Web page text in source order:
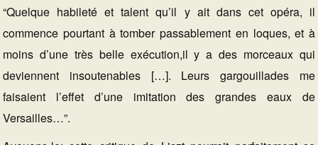
“Quelque habileté et talent qu’il y ait dans cet opéra, il
commence pourtant à tomber passablement en loques, et à
moins d’une très belle exécution,il y a des morceaux qui
deviennent insoutenables […]. Leurs gargouillades me
faisaient l’effet d’une imitation des grandes eaux de
Versailles…”.